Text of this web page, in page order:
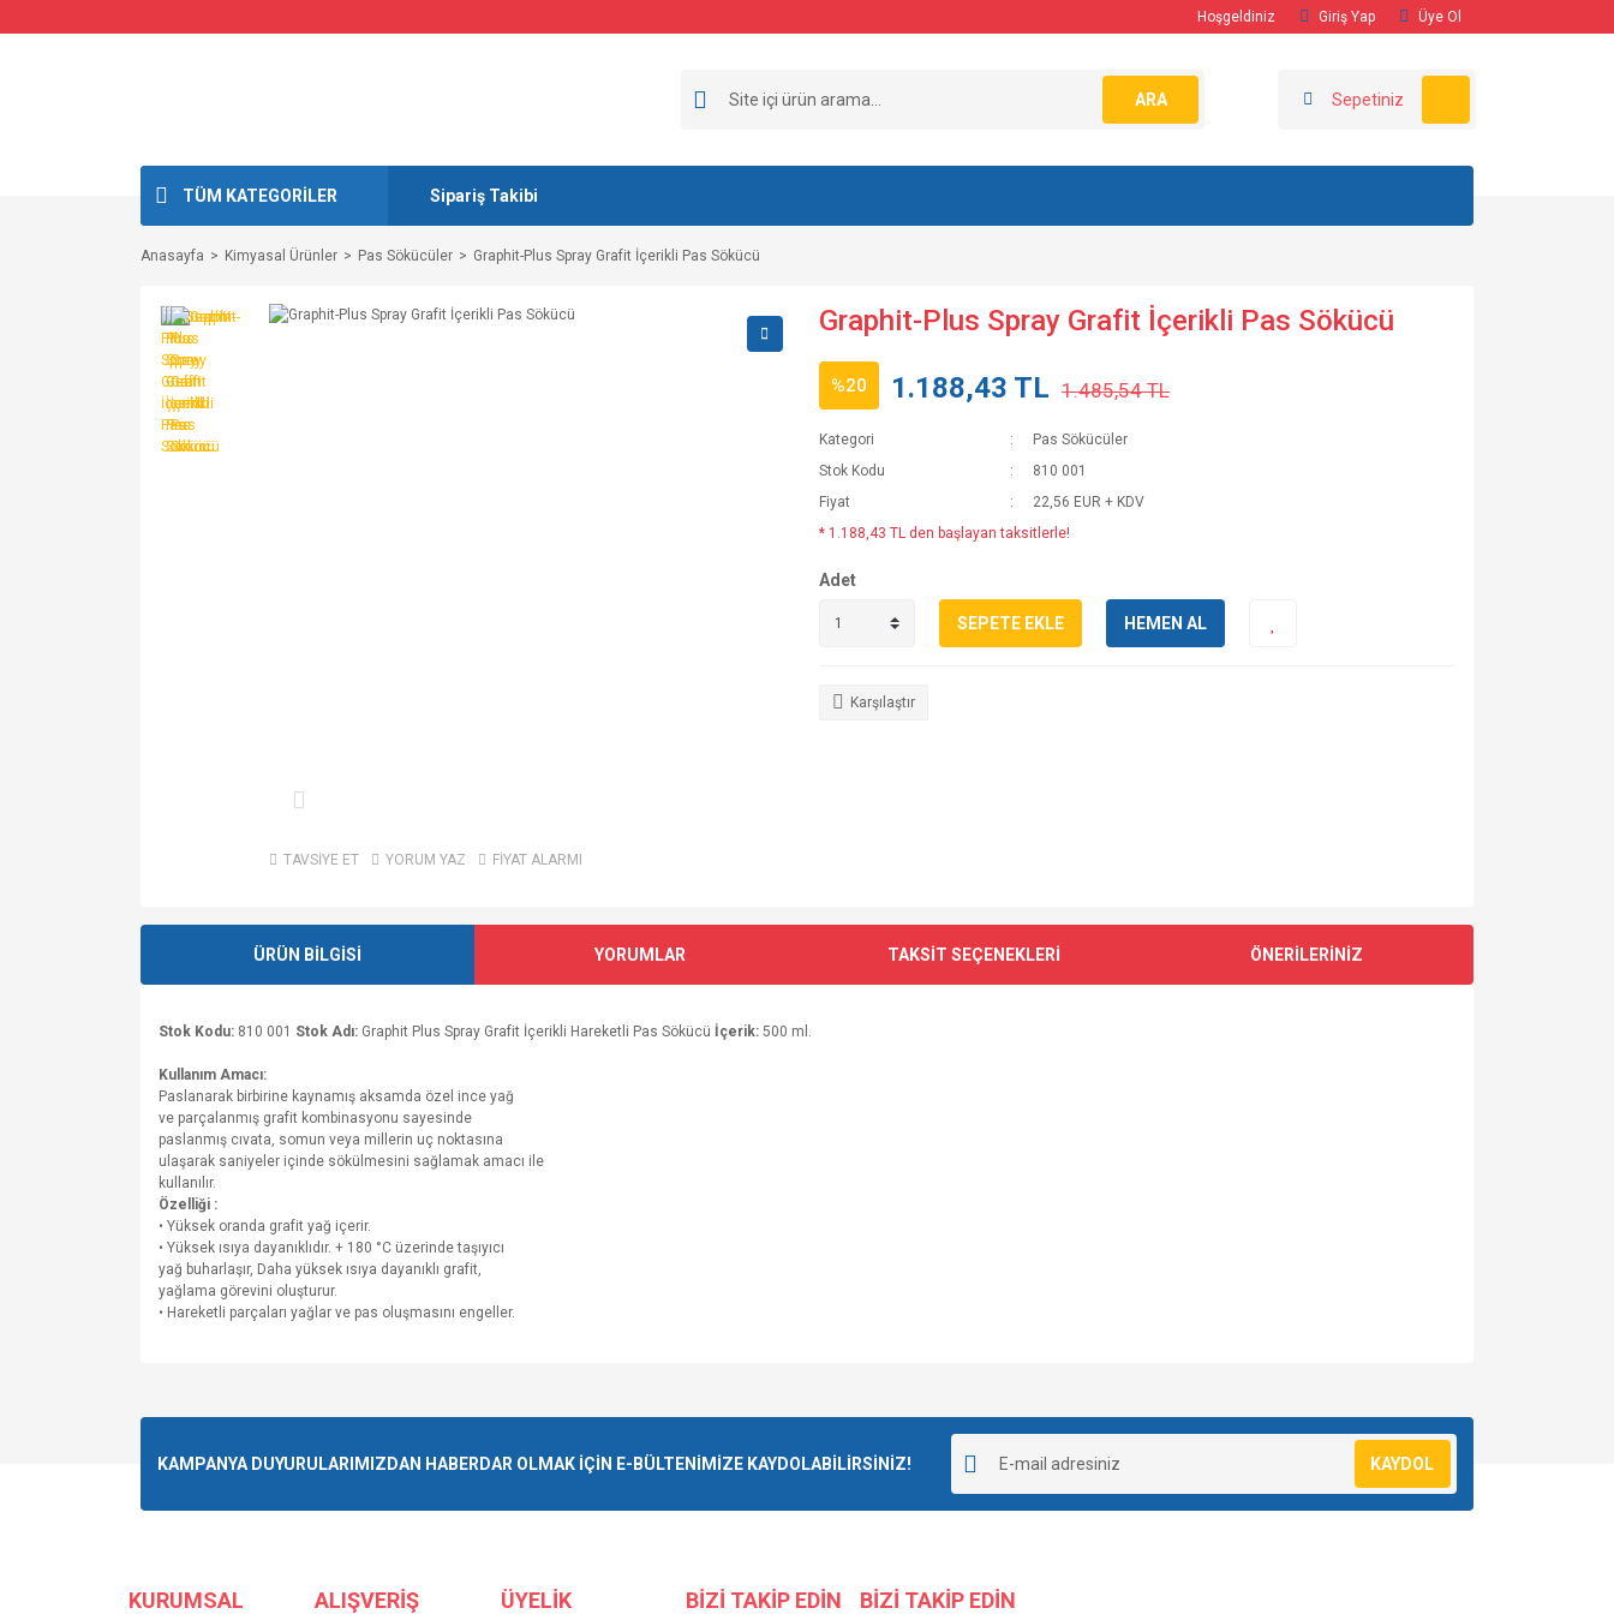
Hoşgeldiniz Giriş Yap Üye Ol
ARA Sepetiniz
TÜM KATEGORİLER Sipariş Takibi
Anasayfa Kimyasal Ürünler Pas Sökücüler Graphit-Plus Spray Grafit İçerikli Pas Sökücü
TAVSİYE ET YORUM YAZ FİYAT ALARMI
Graphit-Plus Spray Grafit İçerikli Pas Sökücü
%20 1.188,43 TL 1.485,54 TL
Kategori
Pas Sökücüler
Stok Kodu
810 001
Fiyat
22,56 EUR + KDV
* 1.188,43 TL den başlayan taksitlerle!
Adet
SEPETE EKLE HEMEN AL
Karşılaştır
ÜRÜN BİLGİSİ YORUMLAR TAKSİT SEÇENEKLERİ ÖNERİLERİNİZ
Stok Kodu: 810 001 Stok Adı: Graphit Plus Spray Grafit İçerikli Hareketli Pas Sökücü İçerik: 500 ml.
Kullanım Amacı:
Paslanarak birbirine kaynamış aksamda özel ince yağ
ve parçalanmış grafit kombinasyonu sayesinde
paslanmış cıvata, somun veya millerin uç noktasına
ulaşarak saniyeler içinde sökülmesini sağlamak amacı ile
kullanılır.
Özelliği :
• Yüksek oranda grafit yağ içerir.
• Yüksek ısıya dayanıklıdır. + 180 °C üzerinde taşıyıcı
yağ buharlaşır, Daha yüksek ısıya dayanıklı grafit,
yağlama görevini oluşturur.
• Hareketli parçaları yağlar ve pas oluşmasını engeller.
Ürün resmi kalitesiz, bozuk veya görüntülenemiyor.
Bu ürüne benzer farklı alternatifler olmalı.
KAMPANYA DUYURULARIMIZDAN HABERDAR OLMAK İÇİN E-BÜLTENİMİZE KAYDOLABİLİRSİNİZ! KAYDOL
KURUMSAL ALIŞVERİŞ ÜYELİK BİZİ TAKİP EDİN BİZİ TAKİP EDİN